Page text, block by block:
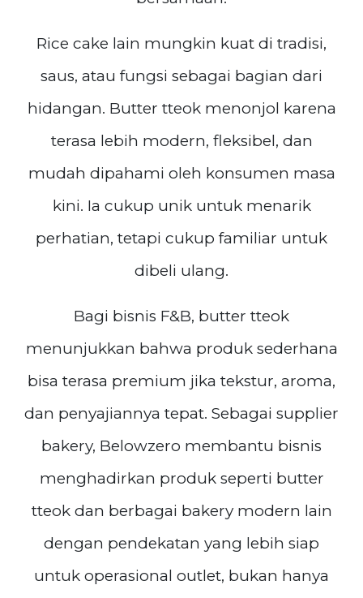
Rice cake lain mungkin kuat di tradisi,
saus, atau fungsi sebagai bagian dari
hidangan. Butter tteok menonjol karena
terasa lebih modern, fleksibel, dan
mudah dipahami oleh konsumen masa
kini. Ia cukup unik untuk menarik
perhatian, tetapi cukup familiar untuk
dibeli ulang.
Bagi bisnis F&B, butter tteok
menunjukkan bahwa produk sederhana
bisa terasa premium jika tekstur, aroma,
dan penyajiannya tepat. Sebagai supplier
bakery, Belowzero membantu bisnis
menghadirkan produk seperti butter
tteok dan berbagai bakery modern lain
dengan pendekatan yang lebih siap
untuk operasional outlet, bukan hanya